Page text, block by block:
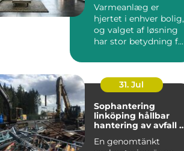
Varmeanlæg er
hjertet i enhver bolig,
og valget af løsning
har stor betydning for
31. Jul
Sophantering
linköping hållbar
hantering av avfall i
En genomtänkt